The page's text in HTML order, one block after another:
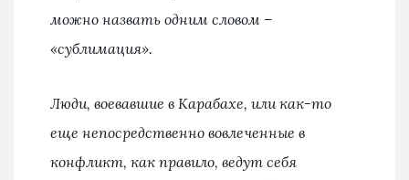
можно назвать одним словом –
«сублимация».
Люди, воевавшие в Карабахе, или как-то
еще непосредственно вовлеченные в
конфликт, как правило, ведут себя